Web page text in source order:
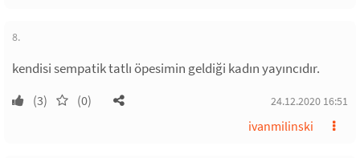
8.
kendisi sempatik tatlı öpesimin geldiği kadın yayıncıdır.
(3) (0) 24.12.2020 16:51
ivanmilinski